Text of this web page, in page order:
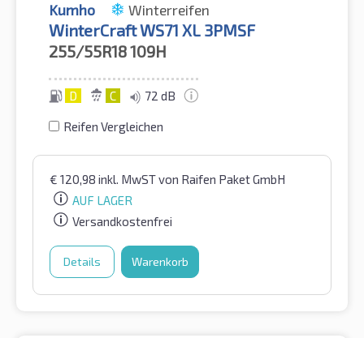
Kumho Winterreifen
WinterCraft WS71 XL 3PMSF
255/55R18109H
D C 72 dB
Reifen Vergleichen
€ 120,98 inkl. MwSTvon Raifen Paket GmbH
AUF LAGER
Versandkostenfrei
Details Warenkorb